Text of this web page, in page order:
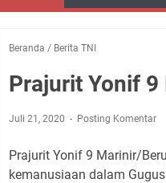
Beranda / Berita TNI
Prajurit Yonif 9
Juli 21, 2020 Posting Komentar
Prajurit Yonif 9 Marinir/
kemanusiaan dalam